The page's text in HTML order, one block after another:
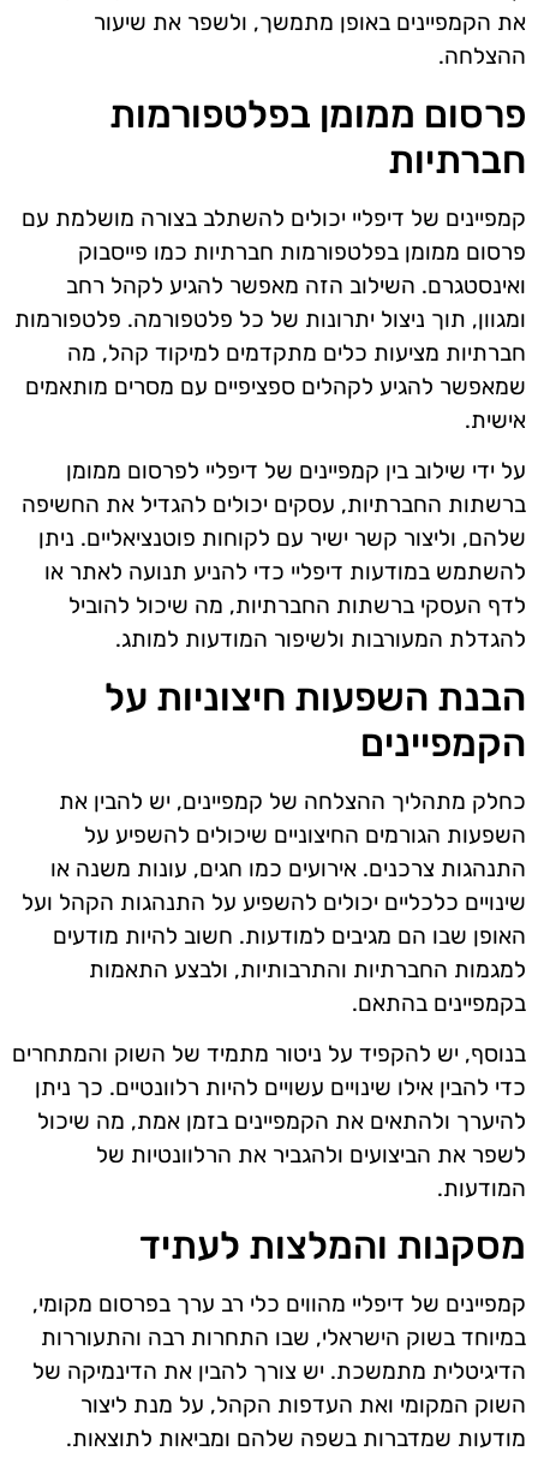
את הקמפיינים באופן מתמשך, ולשפר את שיעור
ההצלחה.
פרסום ממומן בפלטפורמות
חברתיות
קמפיינים של דיפליי יכולים להשתלב בצורה מושלמת עם
פרסום ממומן בפלטפורמות חברתיות כמו פייסבוק
ואינסטגרם. השילוב הזה מאפשר להגיע לקהל רחב
ומגוון, תוך ניצול יתרונות של כל פלטפורמה. פלטפורמות
חברתיות מציעות כלים מתקדמים למיקוד קהל, מה
שמאפשר להגיע לקהלים ספציפיים עם מסרים מותאמים
אישית.
על ידי שילוב בין קמפיינים של דיפליי לפרסום ממומן
ברשתות החברתיות, עסקים יכולים להגדיל את החשיפה
שלהם, וליצור קשר ישיר עם לקוחות פוטנציאליים. ניתן
להשתמש במודעות דיפליי כדי להניע תנועה לאתר או
לדף העסקי ברשתות החברתיות, מה שיכול להוביל
להגדלת המעורבות ולשיפור המודעות למותג.
הבנת השפעות חיצוניות על
הקמפיינים
כחלק מתהליך ההצלחה של קמפיינים, יש להבין את
השפעות הגורמים החיצוניים שיכולים להשפיע על
התנהגות צרכנים. אירועים כמו חגים, עונות משנה או
שינויים כלכליים יכולים להשפיע על התנהגות הקהל ועל
האופן שבו הם מגיבים למודעות. חשוב להיות מודעים
למגמות החברתיות והתרבותיות, ולבצע התאמות
בקמפיינים בהתאם.
בנוסף, יש להקפיד על ניטור מתמיד של השוק והמתחרים
כדי להבין אילו שינויים עשויים להיות רלוונטיים. כך ניתן
להיערך ולהתאים את הקמפיינים בזמן אמת, מה שיכול
לשפר את הביצועים ולהגביר את הרלוונטיות של
המודעות.
מסקנות והמלצות לעתיד
קמפיינים של דיפליי מהווים כלי רב ערך בפרסום מקומי,
במיוחד בשוק הישראלי, שבו התחרות רבה והתעוררות
הדיגיטלית מתמשכת. יש צורך להבין את הדינמיקה של
השוק המקומי ואת העדפות הקהל, על מנת ליצור
מודעות שמדברות בשפה שלהם ומביאות לתוצאות.